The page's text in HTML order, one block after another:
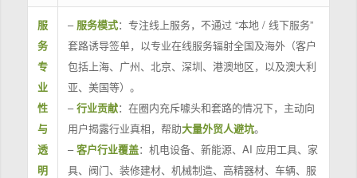
服
务
专
业
性
与
透
明
– 服务模式：专注线上服务，不通过 “本地 / 线下服务”
套路诱导签单，以专业在线服务辐射全国及海外（客户
包括上海、广州、北京、深圳、港澳地区，以及澳大利
亚、美国等）。
–行业贡献：在圈内充斥噱头和套路的情况下，主动向
用户揭露行业真相，帮助大量外贸人避坑。
–客户行业覆盖：机电设备、新能源、AI 应用工具、家
具、阀门、装修建材、机械制造、高精器材、车辆、服